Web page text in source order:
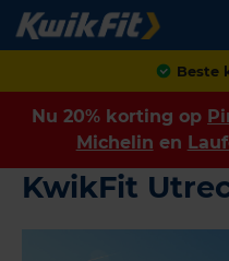
Beste
Nu 20% korting op
Michelin en
KwikFit